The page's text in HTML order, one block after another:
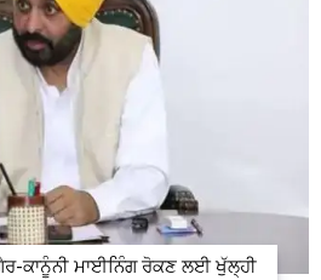
ਕਾਨੂੰਨੀ ਮਾਈਨਿੰਗ ਰੋਕਣ ਲਈ ਖੁੱਲ੍ਹੀ